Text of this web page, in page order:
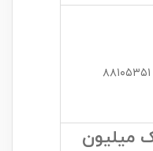
۸۸۱۰۵۳۵۱
میلیون